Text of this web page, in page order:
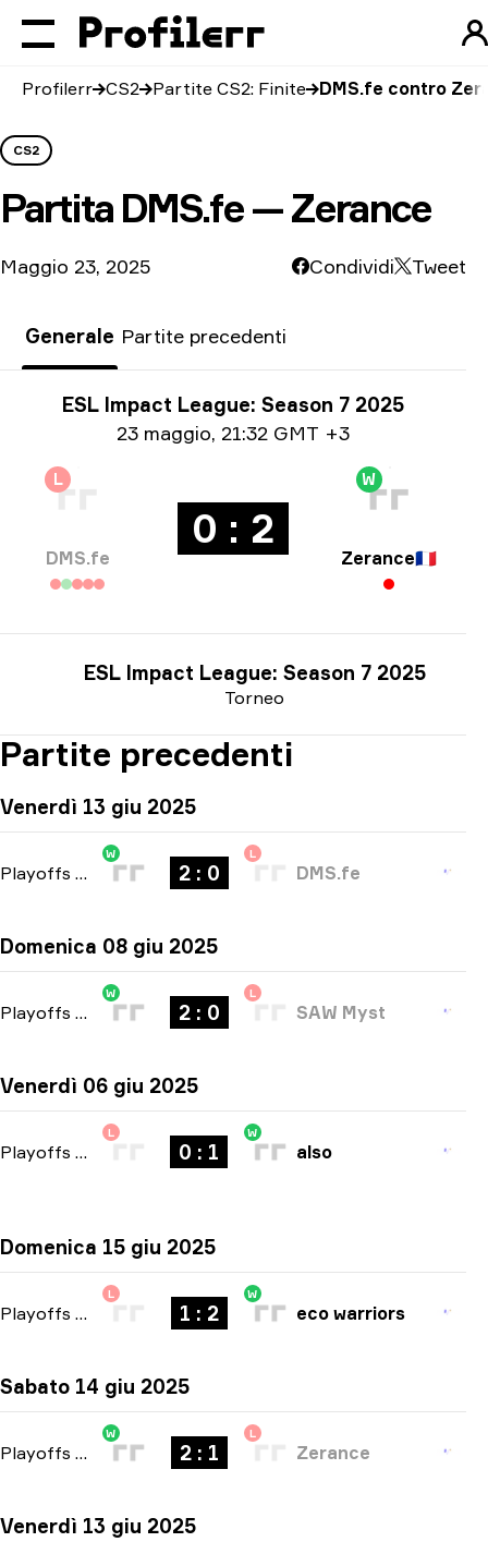
Profilerr CS2 Partite CS2: Finite DMS.fe contro
CS2
Partita DMS.fe — Zerance
Maggio 23, 2025 Condividi Tweet
Generale Partite precedenti
Informazioni sul torneo
ESL Impact League: Season 7 2025
Informazioni sulla data
23 maggio, 21:32 GMT +3
L
DMS.fe
0 : 2
W
Zerance🇫🇷
Torneo
ESL Impact League: Season 7 2025
Partite precedenti
Venerdì 13 giu 2025
Playoffs bo3
W
2 : 0
L
DMS.fe
Domenica 08 giu 2025
Playoffs bo3
W
2 : 0
L
SAW Myst
Venerdì 06 giu 2025
Playoffs
L
0 : 1
W
also
Domenica 15 giu 2025
Playoffs
L
1 : 2
W
eco warriors
Sabato 14 giu 2025
Playoffs bo3
W
2 : 1
L
Zerance
Venerdì 13 giu 2025